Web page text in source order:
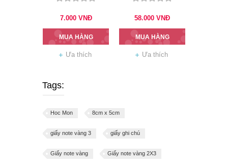
7.000 VNĐ
MUA HÀNG
Ưa thích
58.000 VNĐ
MUA HÀNG
Ưa thích
Tags:
Hoc Mon 8cm x 5cm
giấy note vàng 3 giấy ghi chú
Giấy note vàng Giấy note vàng 2X3